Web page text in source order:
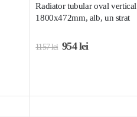
Radiator tubular oval vertical
1800x472mm, alb, un strat
1157lei 954lei